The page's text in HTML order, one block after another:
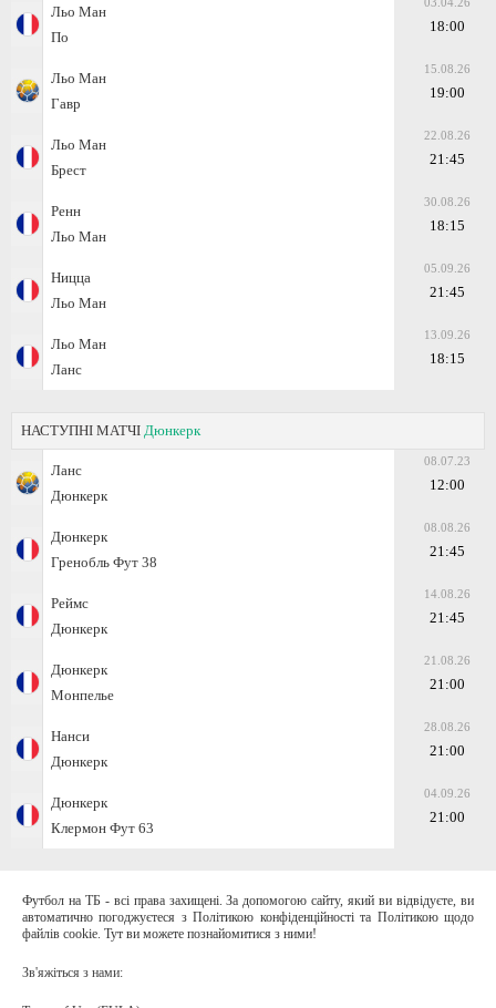
Льо Ман
По
18:00
Льо Ман
Гавр
15.08.26
19:00
Льо Ман
Брест
22.08.26
21:45
Ренн
Льо Ман
30.08.26
18:15
Ницца
Льо Ман
05.09.26
21:45
Льо Ман
Ланс
13.09.26
18:15
НАСТУПНІ МАТЧІ Дюнкерк
Ланс
Дюнкерк
08.07.23
12:00
Дюнкерк
Гренобль Фут 38
08.08.26
21:45
Реймс
Дюнкерк
14.08.26
21:45
Дюнкерк
Монпелье
21.08.26
21:00
Нанси
Дюнкерк
28.08.26
21:00
Дюнкерк
Клермон Фут 63
04.09.26
21:00
Футбол на ТБ - всі права захищені. За допомогою сайту, який ви відвідуєте, ви
автоматично погоджуєтеся з Політикою конфіденційності та Політикою щодо
файлів cookie. Тут ви можете познайомитися з ними!
Зв'яжіться з нами: